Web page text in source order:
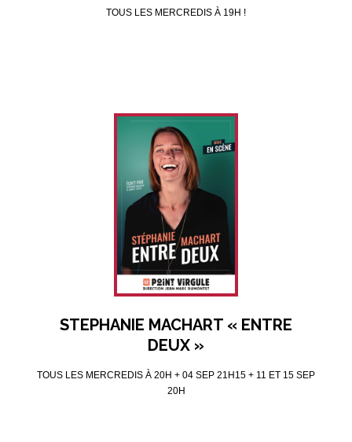
TOUS LES MERCREDIS À 19H !
STEPHANIE MACHART « ENTRE
DEUX »
TOUS LES MERCREDIS À 20H + 04 SEP 21H15 + 11 ET 15 SEP
20H